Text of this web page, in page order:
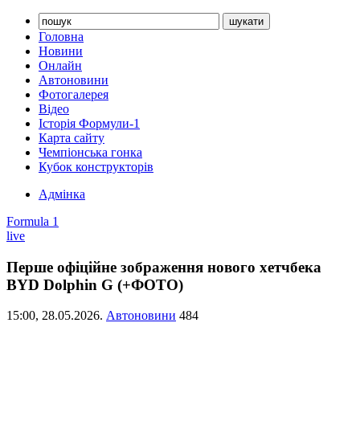
Головна
Новини
Онлайн
Автоновини
Фотогалерея
Відео
Історія Формули-1
Карта сайту
Чемпіонська гонка
Кубок конструкторів
Адмінка
Formula 1
live
Перше офіційне зображення нового хетчбека
BYD Dolphin G (+ФОТО)
15:00, 28.05.2026. Автоновини 484